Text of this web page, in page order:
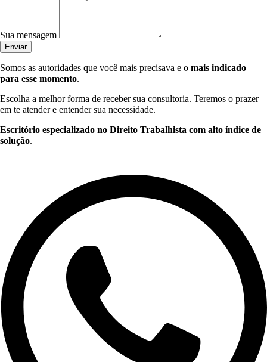
Sua mensagem
Enviar
Somos as autoridades que você mais precisava e o mais indicado
para esse momento.
Escolha a melhor forma de receber sua consultoria. Teremos o prazer
em te atender e entender sua necessidade.
Escritório especializado no Direito Trabalhista com alto índice de
solução.